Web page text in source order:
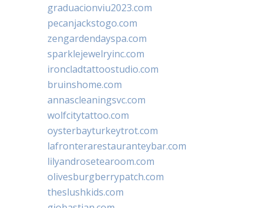
graduacionviu2023.com
pecanjackstogo.com
zengardendayspa.com
sparklejewelryinc.com
ironcladtattoostudio.com
bruinshome.com
annascleaningsvc.com
wolfcitytattoo.com
oysterbayturkeytrot.com
lafronterarestauranteybar.com
lilyandrosetearoom.com
olivesburgberrypatch.com
theslushkids.com